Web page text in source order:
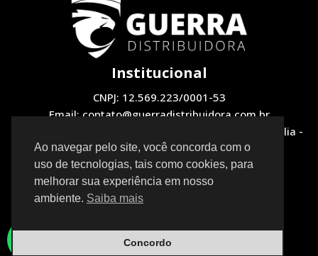
Institucional
CNPJ: 12.569.223/0001-53
Email: contato@guerradistribuidora.com.br
Endereço: QNH 1, LOTE 12 Loja 2 - Taguatinga, Brasília -
DF, 72130-510
Redes Sociais
Ao navegar pelo site, você concorda com o
uso de tecnologias, tais como cookies, para
melhorar sua experiência em nosso
ambiente. Saiba mais
Concordo